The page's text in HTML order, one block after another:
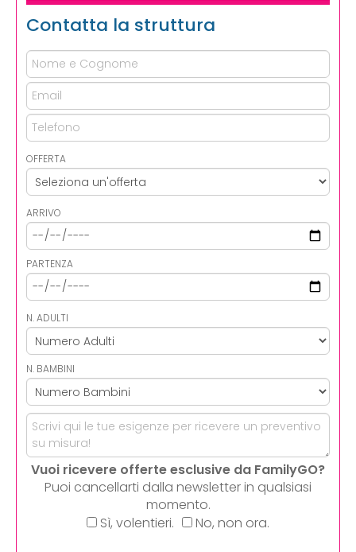
Contatta la struttura
OFFERTA
ARRIVO
PARTENZA
N. ADULTI
N. BAMBINI
Vuoi ricevere offerte esclusive da FamilyGO?
Puoi cancellarti dalla newsletter in qualsiasi
momento.
Sì, volentieri.
No, non ora.